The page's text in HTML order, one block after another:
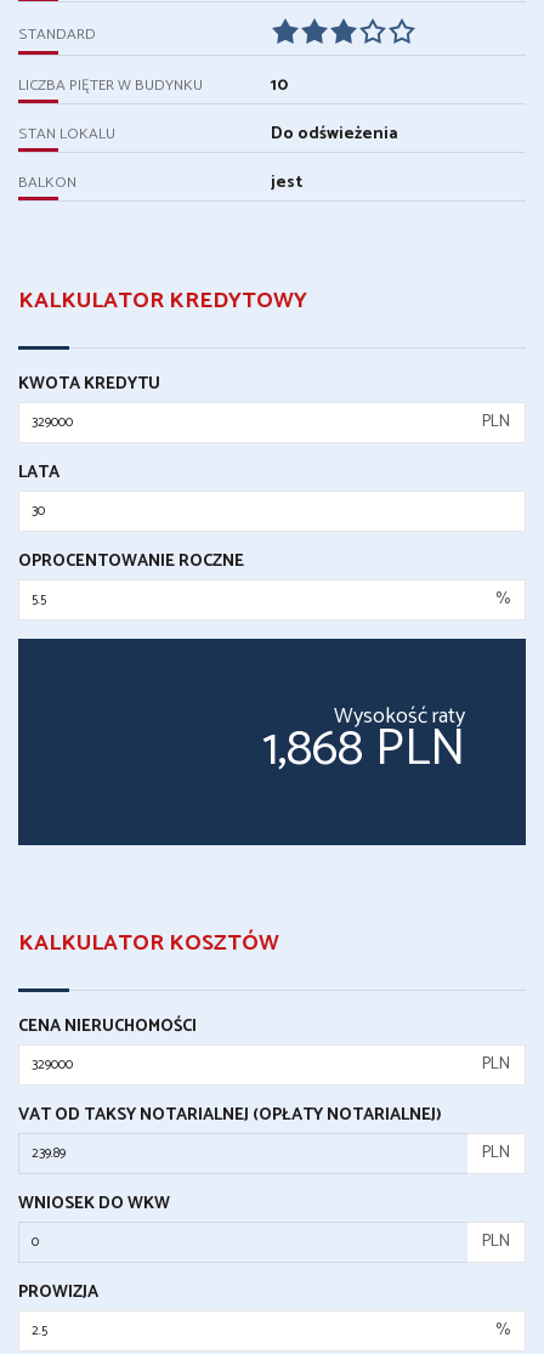
STANDARD
LICZBA PIĘTER W BUDYNKU 10
STAN LOKALU Do odświeżenia
BALKON jest
KALKULATOR KREDYTOWY
KWOTA KREDYTU
PLN
LATA
OPROCENTOWANIE ROCZNE
%
Wysokość raty
1,868 PLN
KALKULATOR KOSZTÓW
CENA NIERUCHOMOŚCI
PLN
VAT OD TAKSY NOTARIALNEJ (OPŁATY NOTARIALNEJ)
PLN
WNIOSEK DO WKW
PLN
PROWIZJA
%